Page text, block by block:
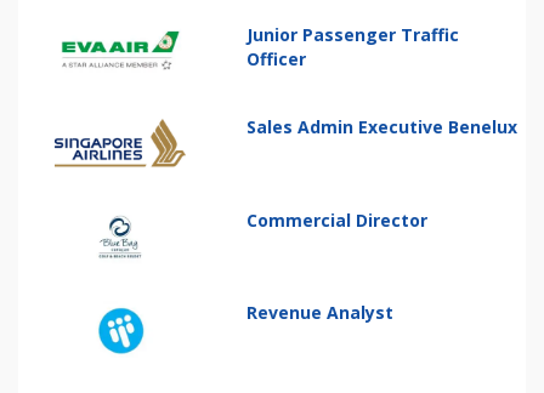
Junior Passenger Traffic
Officer
Sales Admin Executive Benelux
Commercial Director
Revenue Analyst